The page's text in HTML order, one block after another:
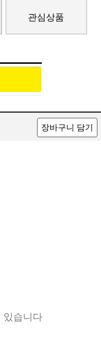
관심상품
장바구니 담기
있습니다